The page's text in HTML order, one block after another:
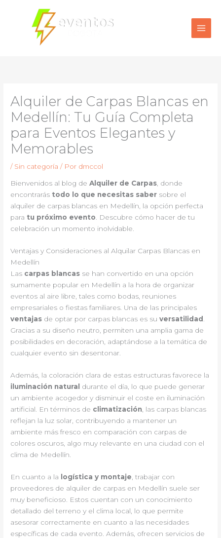
contenido
Alquiler de Carpas Blancas en
Medellín: Tu Guía Completa
para Eventos Elegantes y
Memorables
/ Sin categoría / Por dmccol
Bienvenidos al blog deAlquiler de Carpas, donde
encontrarás todo lo que necesitas saber sobre el
alquiler de carpas blancas en Medellín, la opción perfecta
para tu próximo evento. Descubre cómo hacer de tu
celebración un momento inolvidable.
Ventajas y Consideraciones al Alquilar Carpas Blancas en
Medellín
Las carpas blancas se han convertido en una opción
sumamente popular en Medellín a la hora de organizar
eventos al aire libre, tales como bodas, reuniones
empresariales o fiestas familiares. Una de las principales
ventajas de optar por carpas blancas es suversatilidad
Gracias a su diseño neutro, permiten una amplia gama de
posibilidades en decoración, adaptándose a la temática de
cualquier evento sin desentonar.
Además, la coloración clara de estas estructuras favorece la
iluminación natural
durante el día, lo que puede generar
un ambiente acogedor y disminuir el coste en iluminación
artificial. En términos de climatización , las carpas blancas
reflejan la luz solar, contribuyendo a mantener un
ambiente más fresco en comparación con carpas de
colores oscuros, algo muy relevante en una ciudad con el
clima de Medellín.
En cuanto a la logística y montaje , trabajar con
proveedores de alquiler de carpas en Medellín suele ser
muy beneficioso. Estos cuentan con un conocimiento
detallado del terreno y el clima local, lo que permite
asesorar correctamente en cuanto a las necesidades
específicas de cada evento. Además, ofrecen servicios de